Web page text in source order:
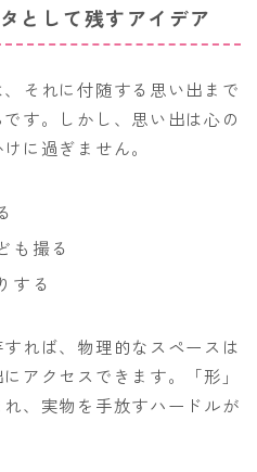
として残すアイデア
それに付随する思い出まで
す。しかし、思い出は心の
に過ぎません。
も撮る
する
れば、物理的なスペースは
アクセスできます。「形」
、実物を手放すハードルが